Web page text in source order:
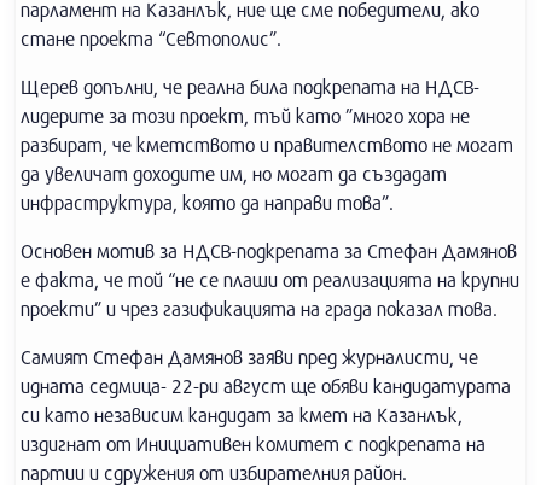
парламент на Казанлък, ние ще сме победители, ако
стане проекта “Севтополис”.
Щерев допълни, че реална била подкрепата на НДСВ-
лидерите за този проект, тъй като ”много хора не
разбират, че кметството и правителството не могат
да увеличат доходите им, но могат да създадат
инфраструктура, която да направи това”.
Основен мотив за НДСВ-подкрепата за Стефан Дамянов
е факта, че той “не се плаши от реализацията на крупни
проекти” и чрез газификацията на града показал това.
Самият Стефан Дамянов заяви пред журналисти, че
идната седмица- 22-ри август ще обяви кандидатурата
си като независим кандидат за кмет на Казанлък,
издигнат от Инициативен комитет с подкрепата на
партии и сдружения от избирателния район.